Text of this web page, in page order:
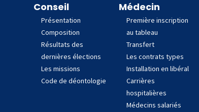
Conseil
Présentation
Composition
Résultats des
dernières élections
Les missions
Code de déontologie
Médecin
Première inscription
au tableau
Transfert
Les contrats types
Installation en libéral
Carrières
hospitalières
Médecins salariés